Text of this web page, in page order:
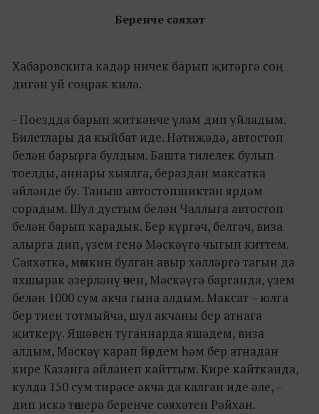
Беренче сәяхәт
Хабаровскига кадәр ничек барып җитәргә соң
дигән уй соңрак килә.
- Поездда барып җиткәнче үләм дип уйладым.
Билетлары да кыйбат иде. Нәтиҗәдә, автостоп
белән барырга булдым. Башта тилелек булып
тоелды, аннары хыялга, бераздан максатка
әйләнде бу. Таныш автостопщиктан ярдәм
сорадым. Шул дустым белән Чаллыга автостоп
белән барып карадык. Бер күргәч, белгәч, виза
алырга дип, үзем генә Мәскәүгә чыгып киттем.
Сәяхәткә, мөмкин булган авыр хәлләргә тагын да
яхшырак әзерләнү өчен, Мәскәүгә барганда, үзем
белән 1000 сум акча гына алдым. Максат – юлга
бер тиен тотмыйча, шул акчаны бер атнага
җиткерү. Яшәвен туганнарда яшәдем, виза
алдым, Мәскәү карап йөрдем һәм бер атнадан
кире Казанга әйләнеп кайттым. Кире кайтканда,
кулда 150 сум тирәсе акча да калган иде әле, –
дип искә төшерә беренче сәяхәтен Рәйхан.